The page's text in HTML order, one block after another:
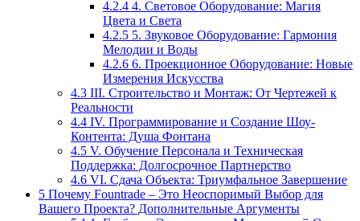
4.2.4 4. Световое Оборудование: Магия
Цвета и Света
4.2.5 5. Звуковое Оборудование: Гармония
Мелодии и Воды
4.2.6 6. Проекционное Оборудование: Новые
Измерения Искусства
4.3 III. Строительство и Монтаж: От Чертежей к
Реальности
4.4 IV. Программирование и Создание Шоу-
Контента: Душа Фонтана
4.5 V. Обучение Персонала и Техническая
Поддержка: Долгосрочное Партнерство
4.6 VI. Сдача Объекта: Триумфальное Завершение
5 Почему Fountrade – Это Неоспоримый Выбор для
Вашего Проекта? Дополнительные Аргументы